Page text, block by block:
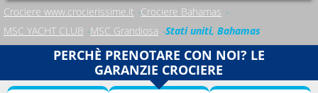
Crociere www.crocierissime.it Crociere Bahamas
MSC YACHT CLUB MSC Grandiosa Stati uniti, Bahamas
PERCHÈ PRENOTARE CON NOI? LE
GARANZIE CROCIERE